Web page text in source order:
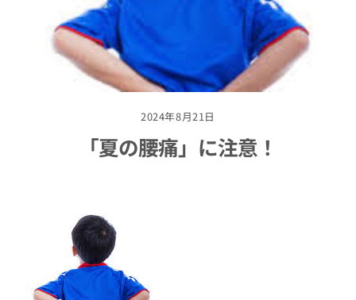
2024年8月21日
「夏の腰痛」に注意！